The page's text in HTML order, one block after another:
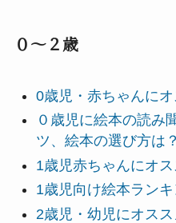
０～２歳
0歳児・赤ちゃんに
０歳児に絵本の読み
ツ、絵本の選び方は？
1歳児赤ちゃんにオ
1歳児向け絵本ラン
2歳児・幼児にオス